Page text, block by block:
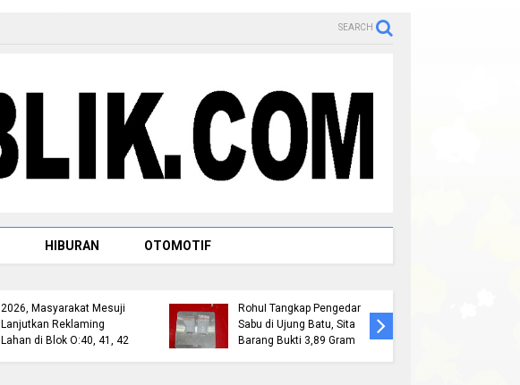
SEARCH
HIBURAN OTOMOTIF
2026, Masyarakat Mesuji
Lanjutkan Reklaming
Lahan di Blok O:40, 41, 42
Rohul Tangkap Pengedar
Sabu di Ujung Batu, Sita
Barang Bukti 3,89 Gram